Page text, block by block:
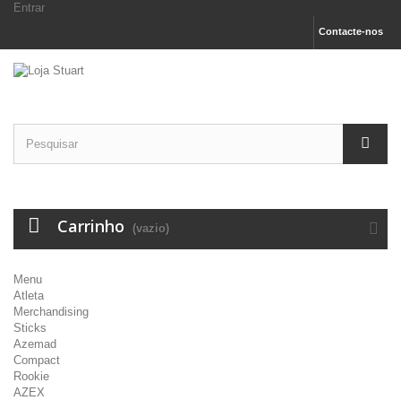
Entrar
Contacte-nos
Carrinho (vazio)
Menu
Atleta
Merchandising
Sticks
Azemad
Compact
Rookie
AZEX